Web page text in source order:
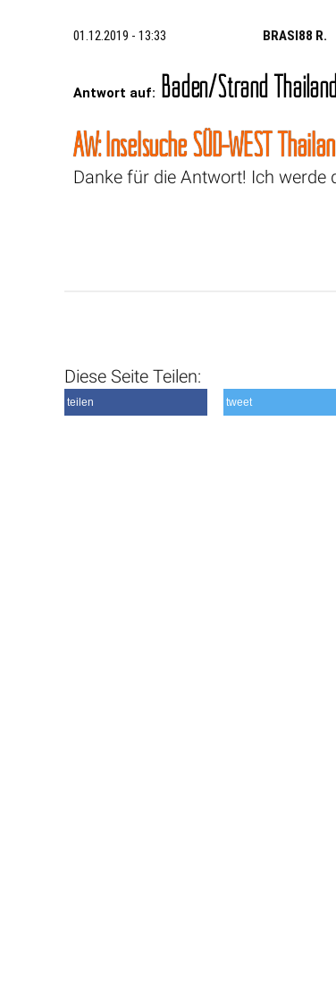
01.12.2019 - 13:33 BRASI88 R.
Antwort auf: Baden/Strand
AW: Inselsuche SÜD-WEST
Danke für die Antwort! Ich werde
Diese Seite Teilen:
teilen tweet